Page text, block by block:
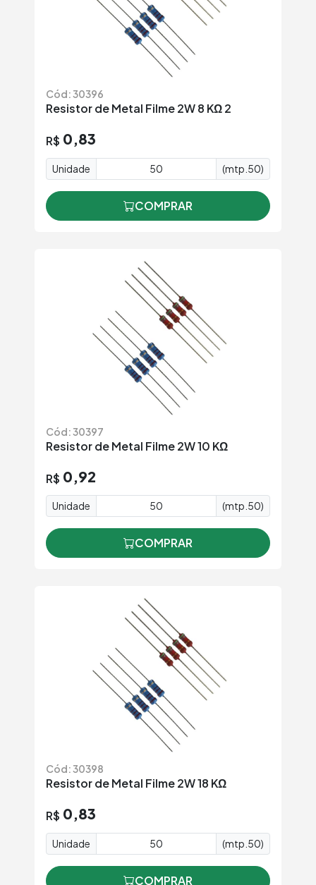
Cód: 30396
Resistor de Metal Filme 2W 8 KΩ 2
R$ 0,83
Unidade (mtp.50)
COMPRAR
Cód: 30397
Resistor de Metal Filme 2W 10 KΩ
R$ 0,92
Unidade (mtp.50)
COMPRAR
Cód: 30398
Resistor de Metal Filme 2W 18 KΩ
R$ 0,83
Unidade (mtp.50)
COMPRAR